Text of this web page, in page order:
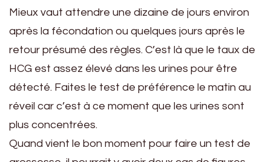
Mieux vaut attendre une dizaine de jours environ
après la fécondation ou quelques jours après le
retour présumé des règles. C’est là que le taux de
HCG est assez élevé dans les urines pour être
détecté. Faites le test de préférence le matin au
réveil car c’est à ce moment que les urines sont
plus concentrées.
Quand vient le bon moment pour faire un test de